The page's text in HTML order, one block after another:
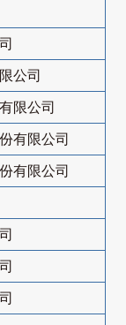
公司
限公司
有限公司
有限公司